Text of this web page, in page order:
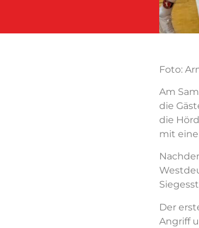
Foto:
Am
die
die
mit
Der
Angriff